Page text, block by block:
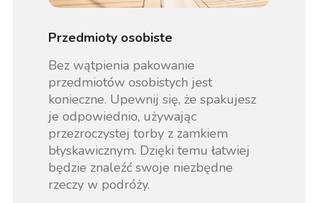
Przedmioty osobiste
Bez wątpienia pakowanie
przedmiotów osobistych jest
konieczne. Upewnij się, że spakujesz
je odpowiednio, używając
przezroczystej torby z zamkiem
błyskawicznym. Dzięki temu łatwiej
będzie znaleźć swoje niezbędne
rzeczy w podróży.